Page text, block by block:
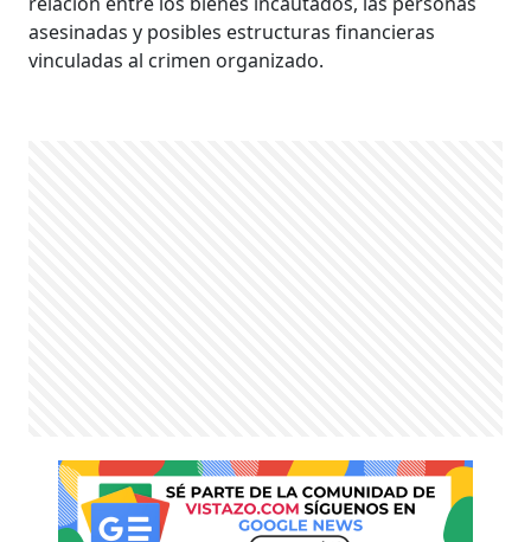
asesinadas y posibles estructuras financieras
vinculadas al crimen organizado.